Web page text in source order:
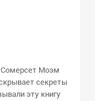
Сомерсет Моэм
секреты
эту книгу